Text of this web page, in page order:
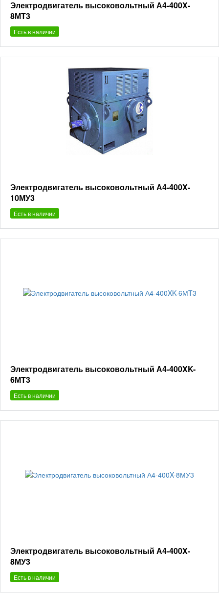
Электродвигатель высоковольтный А4-400X-
8МT3
Есть в наличии
Электродвигатель высоковольтный А4-400X-
10МУ3
Есть в наличии
Электродвигатель высоковольтный А4-400XK-
6МT3
Есть в наличии
Электродвигатель высоковольтный А4-400X-
8МУ3
Есть в наличии